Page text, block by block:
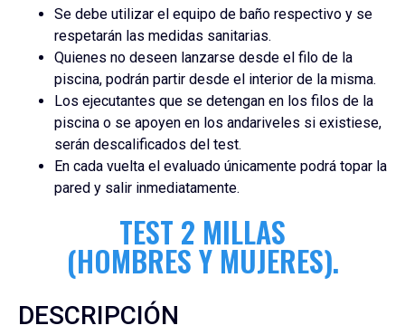
Se debe utilizar el equipo de baño respectivo y se
respetarán las medidas sanitarias.
Quienes no deseen lanzarse desde el filo de la
piscina, podrán partir desde el interior de la misma.
Los ejecutantes que se detengan en los filos de la
piscina o se apoyen en los andariveles si existiese,
serán descalificados del test.
En cada vuelta el evaluado únicamente podrá topar la
pared y salir inmediatamente.
TEST 2 MILLAS
(HOMBRES Y MUJERES).
DESCRIPCIÓN